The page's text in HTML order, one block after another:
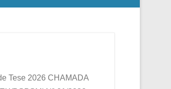
Tese 2026 CHAMADA